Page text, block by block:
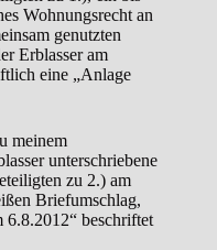
Wohnungsrecht an
genutzten
Erblasser am
eine „Anlage
meinem
unterschriebene
zu 2.) am
Briefumschlag,
6.8.2012“ beschriftet